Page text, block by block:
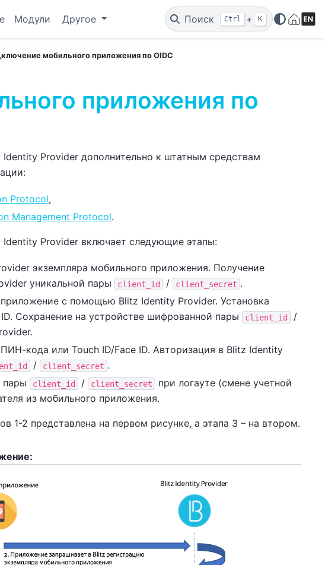
Модули Другое Поиск Ctrl + K
мобильного приложения по OIDC
приложения по
Provider дополнительно к штатным средствам
Protocol,
Management Protocol.
Provider включает следующие этапы:
экземпляра мобильного приложения. Получение
уникальной пары
client_id / client_secret .
с помощью Blitz Identity Provider. Установка
Сохранение на устройстве шифрованной пары
client_id /
кода или Touch ID/Face ID. Авторизация в Blitz Identity
/ client_secret .
пары
client_id / client_secret
при логауте (смене учетной
из мобильного приложения.
1-2 представлена на первом рисунке, а этапа 3 – на втором.